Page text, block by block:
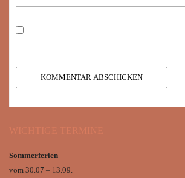
WICHTIGE TERMINE
Sommerferien
vom 30.07 – 13.09.